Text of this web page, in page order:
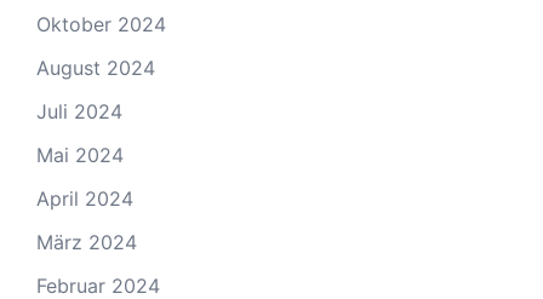
Oktober 2024
August 2024
Juli 2024
Mai 2024
April 2024
März 2024
Februar 2024